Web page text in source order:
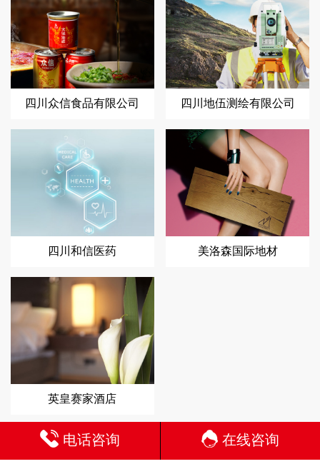
四川众信食品有限公司 四川地伍测绘有限公司
四川和信医药 美洛森国际地材
英皇赛家酒店
电话咨询 在线咨询